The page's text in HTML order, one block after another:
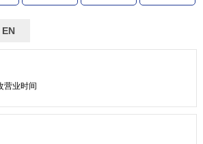
EN
营业时间